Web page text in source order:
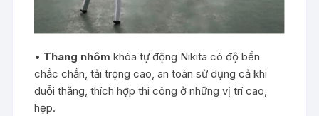
• Thang nhôm khóa tự động Nikita có độ bền
chắc chắn, tải trọng cao, an toàn sử dụng cả khi
duỗi thẳng, thích hợp thi công ở những vị trí cao,
hẹp.